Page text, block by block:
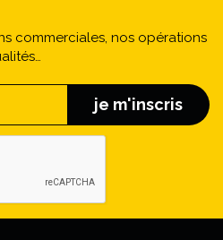
commerciales, nos opérations
je m'inscris